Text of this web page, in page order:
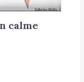
calme